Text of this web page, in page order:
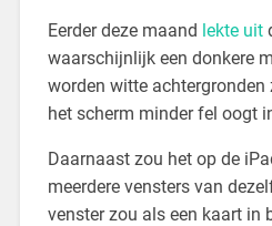
Eerder deze maand lekte uit
waarschijnlijk een donkere
worden witte
het scherm minder fel oogt
Daarnaast zou het op de
meerdere vensters van
venster zou als een kaart in